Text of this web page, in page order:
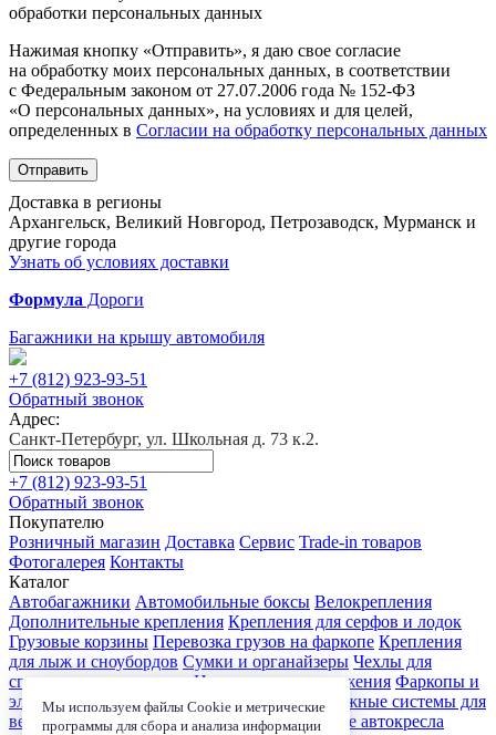
обработки персональных данных
Нажимая кнопку «Отправить», я даю свое согласие
на обработку моих персональных данных, в соответствии
с Федеральным законом от 27.07.2006 года № 152-ФЗ
«О персональных данных», на условиях и для целей,
определенных в Согласии на обработку персональных данных
Отправить
Доставка в регионы
Архангельск, Великий Новгород, Петрозаводск, Мурманск и
другие города
Узнать об условиях доставки
Формула Дороги
Багажники на крышу автомобиля
+7 (812) 923-93-51
Обратный звонок
Адрес:
Санкт-Петербург, ул. Школьная д. 73 к.2.
+7 (812) 923-93-51
Обратный звонок
Покупателю
Розничный магазин Доставка Сервис Trade-in товаров
Фотогалерея Контакты
Каталог
Автобагажники Автомобильные боксы Велокрепления
Дополнительные крепления Крепления для серфов и лодок
Грузовые корзины Перевозка грузов на фаркопе Крепления
для лыж и сноубордов Сумки и органайзеры Чехлы для
спортивного инвентаря
Цепи противоскольжения Фаркопы и
электрика Детские коляски Велокресла Багажные системы для
велосипедов Чехлы для электроники Детские автокресла
Мы используем файлы Cookie и метрические
программы для сбора и анализа информации